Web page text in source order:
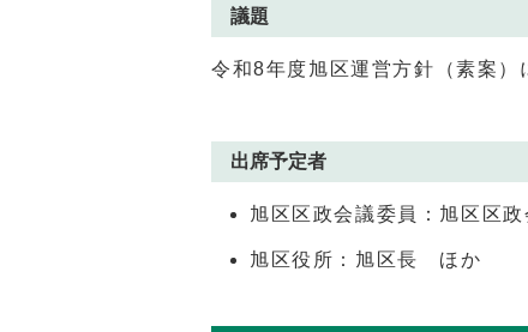
議題
令和8年度旭区運営方針（素案
出席予定者
旭区区政会議委員：旭区区
旭区役所：旭区長 ほか